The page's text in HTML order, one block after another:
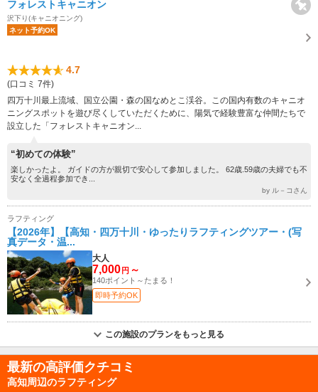
フォレストキャニオン
沢下り(キャニオニング)
ネット予約OK
4.7
(口コミ 7件)
四万十川最上流域、国立公園・森の国なめとこ渓谷。この国内有数のキャニオ
ニングスポットを遊び尽くしていただくために、陽気で経験豊富な仲間たちで
設立した「フォレストキャニオン...
“初めての体験”
楽しかったよ。 ガイドの方が親切で安心して参加しました。 62歳.59歳の夫婦でも不
安なく全過程参加でき...
by ル－コさん
ラフティング
【2026年】【高知・四万十川・ゆったりラフティングツアー・(写
真データ・温...
大人
7,000 円 ～
140ポイント～たまる！
即時予約OK
この施設のプランをもっと見る
最新の高評価クチコミ
高知周辺のラフティング